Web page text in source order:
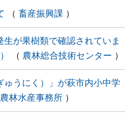
畜産振興課
が果樹類で確認されていま
農林総合技術センター
ゅうにく）」が萩市内小中学
林水産事務所